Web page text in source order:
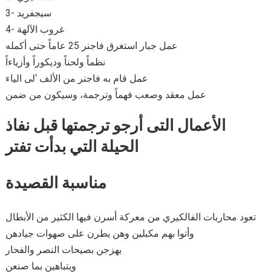
3- سيجفريد
4- غروب الآلهة
عمل جبار استغرق فاجنر 25 عاماً حتى أكمله
نظماً ولحناً وديكوراً وأزياءاً
عمل قام به فاجنر من الألف ‘لى الياء
عمل معقد وصعب فهماً وترجمة، وسيكون من ضمن
الأعمال التى أرجو ترجمتها قبل نفاذ
الحيلة التي بدأت تفتر
مناسبة القصيدة
تعود محاربات الفالكيري من معركة أسرن فيها الكثير من الأبطال
وأتوا بهم مكبلين وهن يطرن على صهوات جيادهن
يهزجن بصيحات النصر والفحار
ويتباهين بما صنعن